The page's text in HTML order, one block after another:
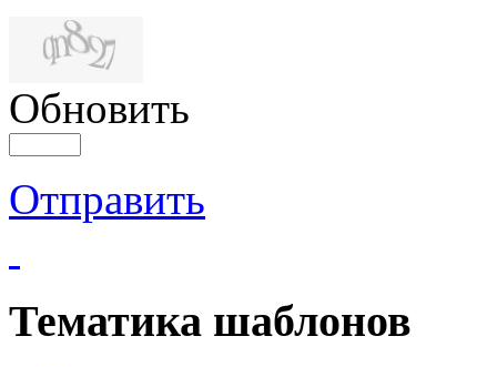
Обновить
Отправить
Тематика шаблонов